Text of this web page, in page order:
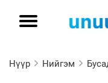
Нүүр Нийгэм